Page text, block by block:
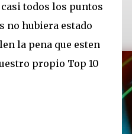
todos los puntos
no hubiera estado
la pena que esten
propio Top 10